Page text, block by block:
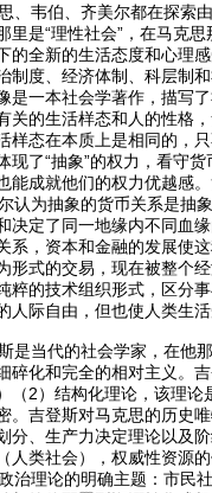
、韦伯、齐美尔都在探索
里是“理性社会”，在马克
的全新的生活态度和心理
制度、经济体制、科层制
是一本社会学著作，描写
关的生活样态和人的性格
样态在本质上是相同的，
现了“抽象”的权力，看守
能成就他们的权力优越感
认为抽象的货币关系是抽
决定了同一地缘内不同血
系，资本和金融的发展使
形式的交易，现在被整个
粹的技术组织形式，区分
人际自由，但也使人类生
是当代的社会学家，在他
碎化和完全的相对主义。
（2）结构化理论，该理
。吉登斯对马克思的历史
分、生产力决定理论以及
人类社会），权威性资源
治理论的明确主题：市民